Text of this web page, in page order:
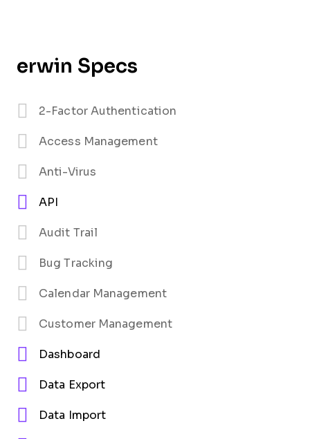
erwin Specs
2-Factor Authentication
Access Management
Anti-Virus
API
Audit Trail
Bug Tracking
Calendar Management
Customer Management
Dashboard
Data Export
Data Import